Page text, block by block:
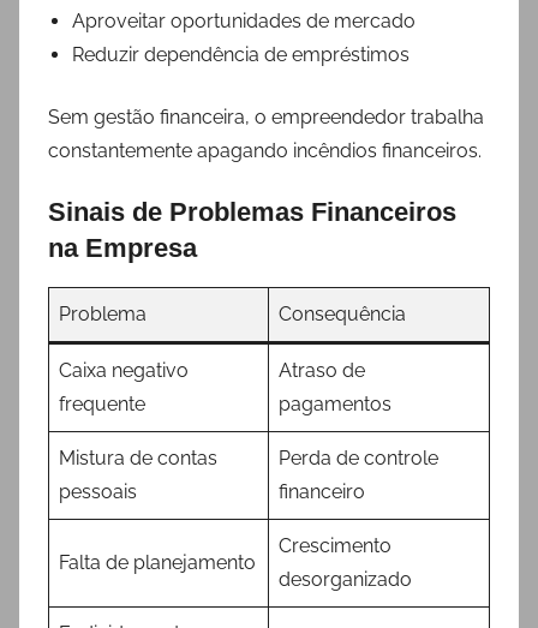
Aproveitar oportunidades de mercado
Reduzir dependência de empréstimos
Sem gestão financeira, o empreendedor trabalha
constantemente apagando incêndios financeiros.
Sinais de Problemas Financeiros
na Empresa
Problema Consequência
Caixa negativo
frequente
Atraso de
pagamentos
Mistura de contas
pessoais
Perda de controle
financeiro
Falta de planejamento
Crescimento
desorganizado